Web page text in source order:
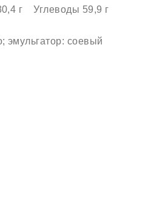
г Углеводы 59,9 г
эмульгатор: соевый